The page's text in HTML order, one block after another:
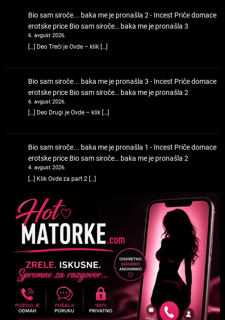
Bio sam siroče... baka me je pronašla 2 - Incest Priče domace
erotske price Bio sam siroče… baka me je pronašla 3
6. avgust 2026.
[…] Deo Treći je Ovde – klik […]
Bio sam siroče... baka me je pronašla 3 - Incest Priče domace
erotske price Bio sam siroče… baka me je pronašla 2
6. avgust 2026.
[…] Deo Drugi je Ovde – klik […]
Bio sam siroče... baka me je pronašla 1 - Incest Priče domace
erotske price Bio sam siroče… baka me je pronašla 2
4. avgust 2026.
[…] Klik Ovde za part 2 […]